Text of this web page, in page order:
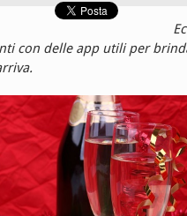
con delle app utili per